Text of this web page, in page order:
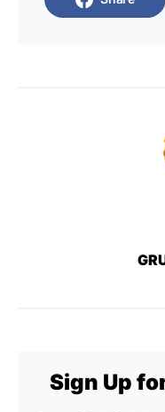
Sign Up